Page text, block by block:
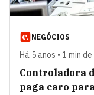
NEGÓCIOS
Há 5 anos • 1 min
Controladora
paga caro